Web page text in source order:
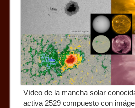
Vídeo de la mancha solar
activa 2529 compuesto con